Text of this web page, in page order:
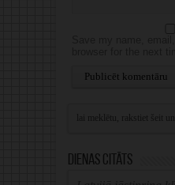
Dienas citāts